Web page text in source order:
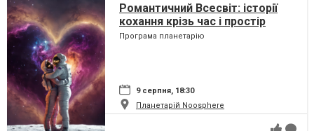
Романтичний Всесвіт: історії
кохання крізь час і простір
Програма планетарію
9 серпня, 18:30
Планетарій Noosphere